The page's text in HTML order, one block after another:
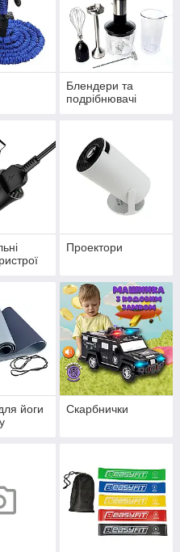
Блендери та
подрібнювачі
Проектори
йоги
Скарбнички